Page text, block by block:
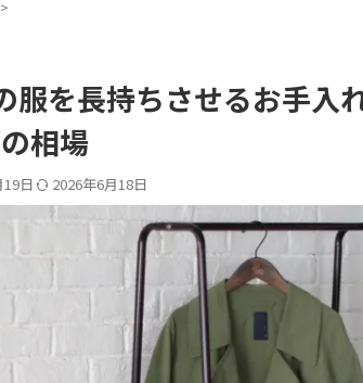
>
服を長持ちさせるお手入
相場
19日 2026年6月18日